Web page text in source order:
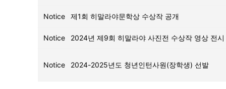
Notice 제1회 히말라야문학상 수상작 공개
Notice 2024년 제9회 히말라야 사진전 수상작 영상 전시
Notice 2024-2025년도 청년인턴사원(장학생) 선발